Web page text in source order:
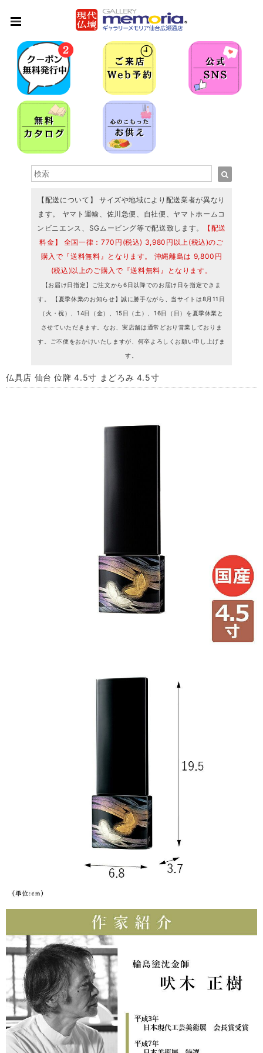
【配送について】 サイズや地域により配送業者が異なり
ます。 ヤマト運輸、佐川急便、自社便、ヤマトホームコ
ンビニエンス、SGムービング等で配送致します。
【配送
料金】 全国一律：770円(税込) 3,980円以上(税込)のご
購入で『送料無料』となります。 沖縄離島は 9,800円
(税込)以上のご購入で『送料無料』となります。
【お届け日指定】ご注文から6日以降でのお届け日を指定できま
す。 【夏季休業のお知らせ】誠に勝手ながら、当サイトは8月11日
（火・祝）、14日（金）、15日（土）、16日（日）を夏季休業と
させていただきます。なお、実店舗は通常どおり営業しておりま
す。ご不便をおかけいたしますが、何卒よろしくお願い申し上げま
す。
仏具店 仙台 位牌 4.5寸 まどろみ 4.5寸